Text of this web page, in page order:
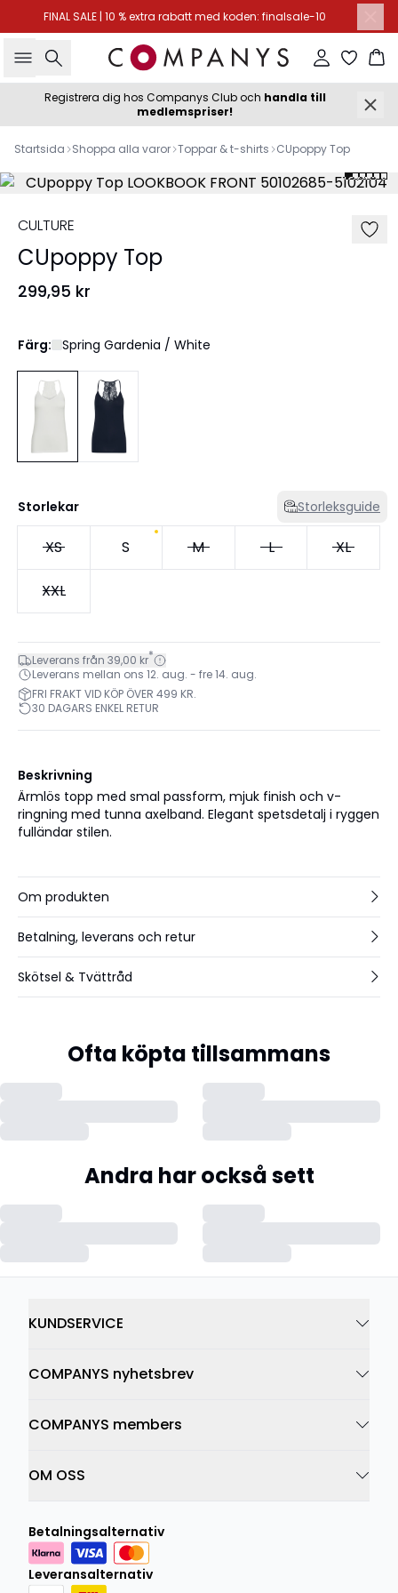
FINAL SALE | 10 % extra rabatt med koden: finalsale-10
Sök Logga in
Registrera dig hos Companys Club och handla till
medlemspriser!
Startsida Shoppa alla varor Toppar & t-shirts CUpoppy Top
CULTURE
CUpoppy Top
299,95 kr
Färg: Spring Gardenia / White
Storlekar Storleksguide
XS S M L XL
XXL
Leverans från 39,00 kr*
Leverans mellan ons 12. aug. - fre 14. aug.
FRI FRAKT VID KÖP ÖVER 499 KR.
30 DAGARS ENKEL RETUR
Beskrivning
Ärmlös topp med smal passform, mjuk finish och v-
ringning med tunna axelband. Elegant spetsdetalj i ryggen
fulländar stilen.
Om produkten
Betalning, leverans och retur
Skötsel & Tvättråd
Ofta köpta tillsammans
Andra har också sett
KUNDSERVICE
COMPANYS nyhetsbrev
COMPANYS members
OM OSS
Betalningsalternativ
Leveransalternativ